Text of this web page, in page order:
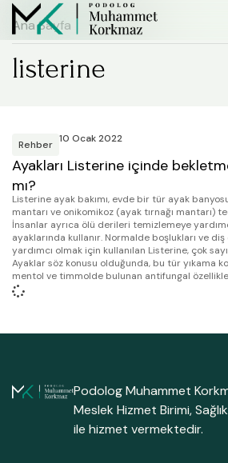
Ana Sayfa
listerine
Rehber 10 Ocak 2022
Ayakları Listerine içinde
mı?
Listerine ayak bakımı, evde bir tür ayak
mantarı ve onikomikoz (ayak tırnağı mantarı)
İnsanlar ayrıca ölü derileri temizlemeye
ayaklarında kullanır. Normalde boşlukları ve
yardımcı olmak için kullanılan Listerine, çok
Ayaklar söz konusu olduğunda, bu tür yıkama
mentol ve timmolde bulunan antifungal
Podolog Muhammet
Meslek Hizmet Birimi, Sağlık
ile hizmet vermektedir.